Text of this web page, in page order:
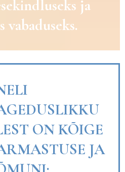
ja
vabaduseks.
ON KÕIGE
JA